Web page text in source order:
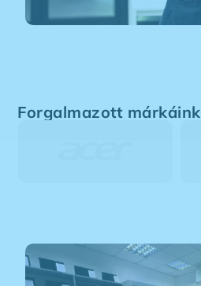
Forgalmazott márkáink